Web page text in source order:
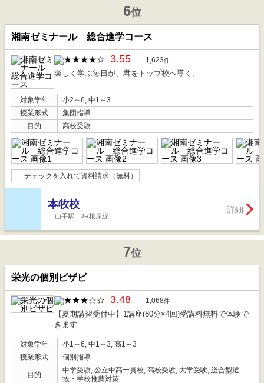
6位
湘南ゼミナール 総合進学コース
3.55 1,623件
楽しく学ぶ毎日が、君をトップ校へ導く。
対象学年
小2～6, 中1～3
授業形式
集団指導
目的
高校受験
チェックを入れて資料請求（無料）
本牧校
山手駅 JR根岸線
詳細
7位
栄光の個別ビザビ
3.48 1,068件
【夏期講習受付中】1講座(80分×4回)受講料無料で体験で
きます
対象学年
小1～6, 中1～3, 高1～3
授業形式
個別指導
目的
中学受験, 公立中高一貫校, 高校受験, 大学受験, 総合型選
抜・学校推薦対策